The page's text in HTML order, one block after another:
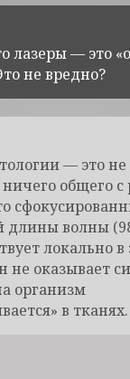
лазеры — это
не вредно?
— это не
общего
длины волны
локально в
не оказывает
организм
в тканях.